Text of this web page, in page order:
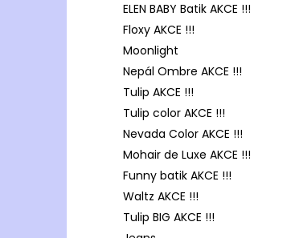
ELEN BABY Batik AKCE !!!
Floxy AKCE !!!
Moonlight
Nepál Ombre AKCE !!!
Tulip AKCE !!!
Tulip color AKCE !!!
Nevada Color AKCE !!!
Mohair de Luxe AKCE !!!
Funny batik AKCE !!!
Waltz AKCE !!!
Tulip BIG AKCE !!!